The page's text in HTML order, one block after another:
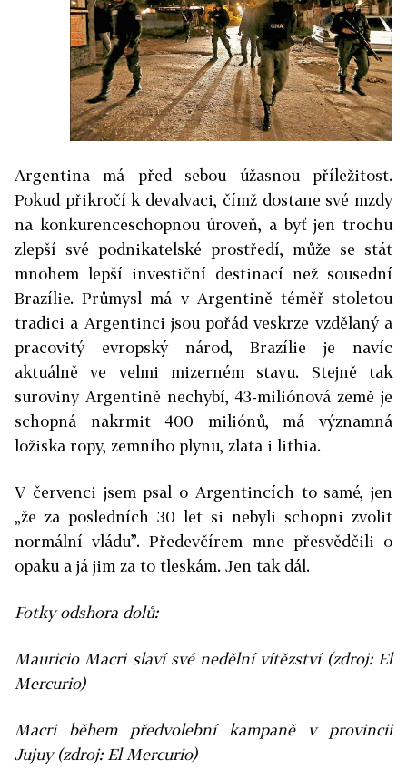
Argentina má před sebou úžasnou příležitost.
Pokud přikročí k devalvaci, čímž dostane své mzdy
na konkurenceschopnou úroveň, a byť jen trochu
zlepší své podnikatelské prostředí, může se stát
mnohem lepší investiční destinací než sousední
Brazílie. Průmysl má v Argentině téměř stoletou
tradici a Argentinci jsou pořád veskrze vzdělaný a
pracovitý evropský národ, Brazílie je navíc
aktuálně ve velmi mizerném stavu. Stejně tak
suroviny Argentině nechybí, 43-miliónová země je
schopná nakrmit 400 miliónů, má významná
ložiska ropy, zemního plynu, zlata i lithia.
V červenci jsem psal o Argentincích to samé, jen
„že za posledních 30 let si nebyli schopni zvolit
normální vládu”. Předevčírem mne přesvědčili o
opaku a já jim za to tleskám. Jen tak dál.
Fotky odshora dolů:
Mauricio Macri slaví své nedělní vítězství (zdroj: El
Mercurio)
Macri během předvolební kampaně v provincii
Jujuy (zdroj: El Mercurio)